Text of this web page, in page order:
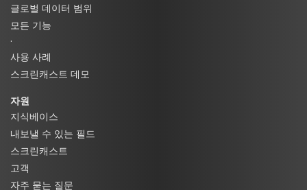
글로벌 데이터 범위
모든 기능
·
사용 사례
스크린캐스트 데모
자원
지식베이스
내보낼 수 있는 필드
스크린캐스트
고객
자주 묻는 질문